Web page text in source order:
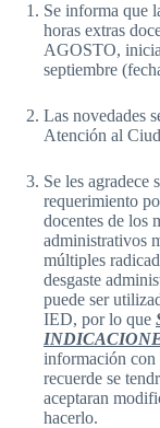
Se informa que
horas extras
AGOSTO,
septiembre
Las novedades
Atención al
Se les agradece
requerimiento
docentes de los
administrativos
múltiples
desgaste
puede ser
IED, por lo que
información con
recuerde se
aceptaran
hacerlo.